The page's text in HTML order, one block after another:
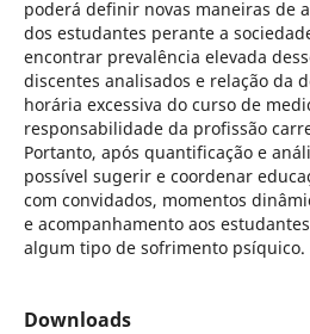
poderá definir novas maneiras de
dos estudantes perante a
encontrar prevalência elevada
discentes analisados e relação da
horária excessiva do curso de
responsabilidade da profissão
Portanto, após quantificação e
possível sugerir e coordenar
com convidados, momentos
e acompanhamento aos
algum tipo de sofrimento psíquico.
Downloads